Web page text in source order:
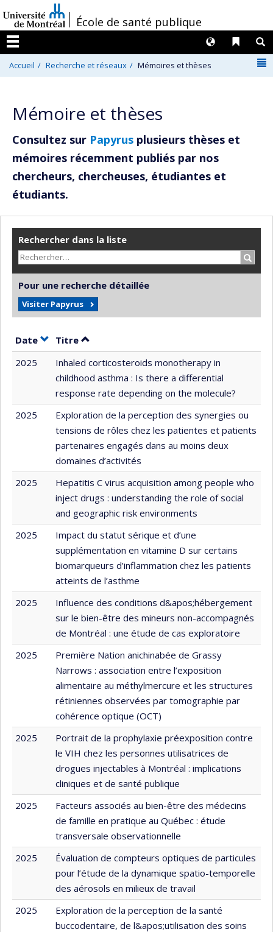
au
contenu
/École de santé publique
Menu
Liens
Langues
Accueil Recherche et réseaux Mémoires et thèses
Mémoire et thèses
Consultez sur Papyrus plusieurs thèses et
mémoires récemment publiés par nos
chercheurs, chercheuses, étudiantes et
étudiants.
Rechercher dans la liste
Pour une recherche détaillée
Visiter Papyrus
Date Trier par date en ordre croissant
Titre Trier par titre en ordre croissant
2025
Inhaled corticosteroids monotherapy in
childhood asthma : Is there a differential
response rate depending on the molecule?
2025
Exploration de la perception des synergies ou
tensions de rôles chez les patientes et patients
partenaires engagés dans au moins deux
domaines d’activités
2025
Hepatitis C virus acquisition among people who
inject drugs : understanding the role of social
and geographic risk environments
2025
Impact du statut sérique et d’une
supplémentation en vitamine D sur certains
biomarqueurs d’inflammation chez les patients
atteints de l’asthme
2025
Influence des conditions d&apos;hébergement
sur le bien-être des mineurs non-accompagnés
de Montréal : une étude de cas exploratoire
2025
Première Nation anichinabée de Grassy
Narrows : association entre l’exposition
alimentaire au méthylmercure et les structures
rétiniennes observées par tomographie par
cohérence optique (OCT)
2025
Portrait de la prophylaxie préexposition contre
le VIH chez les personnes utilisatrices de
drogues injectables à Montréal : implications
cliniques et de santé publique
2025
Facteurs associés au bien-être des médecins
de famille en pratique au Québec : étude
transversale observationnelle
2025
Évaluation de compteurs optiques de particules
pour l’étude de la dynamique spatio-temporelle
des aérosols en milieux de travail
2025
Exploration de la perception de la santé
buccodentaire, de l&apos;utilisation des soins